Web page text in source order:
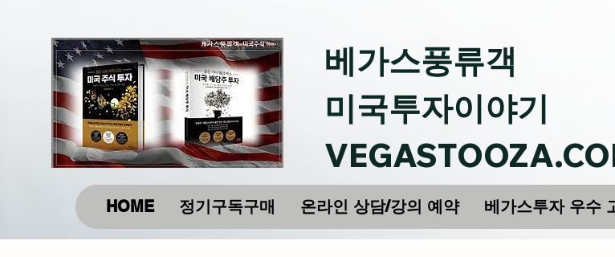
베가스풍류객
미국투자이야기
HOME 정기구독구매 온라인 상담/강의 예약 베가스투자 우수